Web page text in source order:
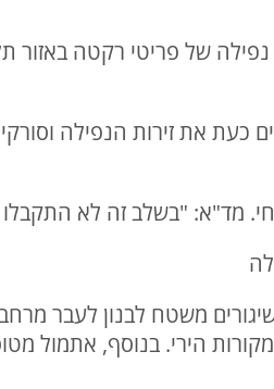
נפילה של פריטי רקטה באזור
כעת את זירות הנפילה
שיגורים משטח לבנון לעבר
הירי. בנוסף, אתמול